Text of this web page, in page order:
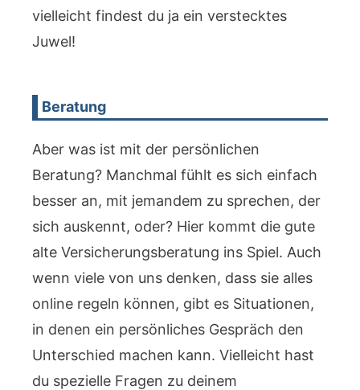
vielleicht findest du ja ein verstecktes
Juwel!
Beratung
Aber was ist mit der persönlichen
Beratung? Manchmal fühlt es sich einfach
besser an, mit jemandem zu sprechen, der
sich auskennt, oder? Hier kommt die gute
alte Versicherungsberatung ins Spiel. Auch
wenn viele von uns denken, dass sie alles
online regeln können, gibt es Situationen,
in denen ein persönliches Gespräch den
Unterschied machen kann. Vielleicht hast
du spezielle Fragen zu deinem